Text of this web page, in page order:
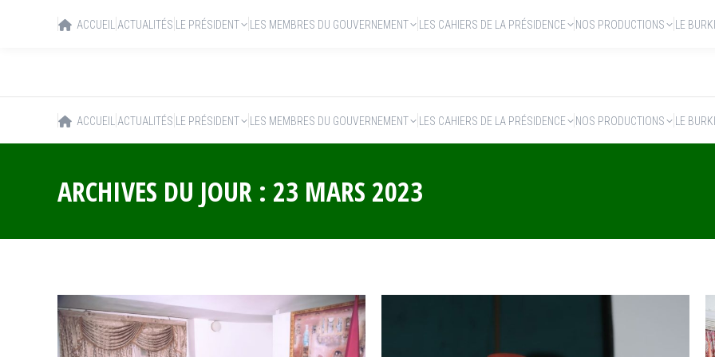
ACCUEIL ACTUALITÉS LE PRÉSIDENT LES MEMBRES DU GOUVERNEMENT LES CAHIERS DE LA PRÉSIDENCE NOS PRODUCTIONS LE
ARCHIVES DU JOUR : 23 MARS 2023
ACCUEIL ACTUALITÉS LE PRÉSIDENT LES MEMBRES DU GOUVERNEMENT LES CAHIERS DE LA PRÉSIDENCE NOS PRODUCTIONS LE